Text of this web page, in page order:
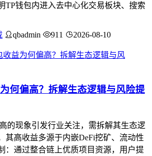
TP钱包内进入去中心化交易板块、搜索
qbadmin 911 2026-08-10
何偏高？拆解生态逻辑与风险提
的现象引发行业关注，需拆解其生态逻
其高收益多源于内嵌DeFi挖矿、流动性
：通过整合链上优质项目资源，用户提